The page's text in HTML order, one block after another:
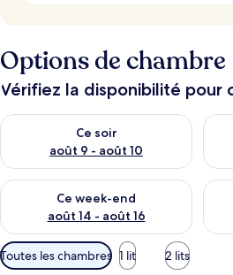
Options de chambre
Vérifiez la disponibilité pour
Ce soir
août 9 - août 10
Vérifier la disponibilité pour ce soir
Ce week-end
août 14 - août 16
Vérifier la disponibilité pour ce
Filtres
disponibles
Toutes les chambres 1 lit 2 lits